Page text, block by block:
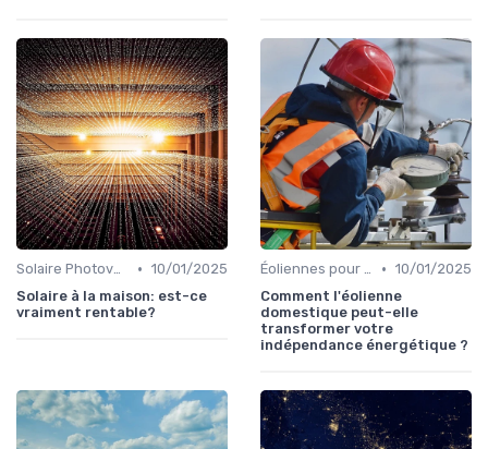
Solaire Photovoltaïque et Thermique • 10/01/2025
Solaire à la maison: est-ce
vraiment rentable?
Éoliennes pour Particuliers • 10/01/2025
Comment l'éolienne
domestique peut-elle
transformer votre
indépendance énergétique ?